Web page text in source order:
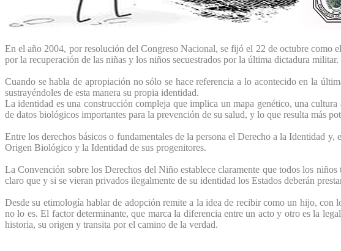
En el año 2004, por resolución del Congreso Nacional, se fijó el 22 de octubre como
por la recuperación de las niñas y los niños secuestrados por la última dictadura militar.
Cuando se habla de apropiación no sólo se hace referencia a lo acontecido en la
sustrayéndoles de esta manera su propia identidad.
La identidad es una construcción compleja que implica un mapa genético, una
de datos biológicos importantes para la prevención de su salud, y lo que resulta más
Entre los derechos básicos o fundamentales de la persona el Derecho a la Identidad
Origen Biológico y la Identidad de sus progenitores.
La Convención sobre los Derechos del Niño establece claramente que todos los
claro que y si se vieran privados ilegalmente de su identidad los Estados deberán
Desde su etimología hablar de adopción remite a la idea de recibir como un hijo,
no lo es. El factor determinante, que marca la diferencia entre un acto y otro es la
historia, su origen y transita por el camino de la verdad.